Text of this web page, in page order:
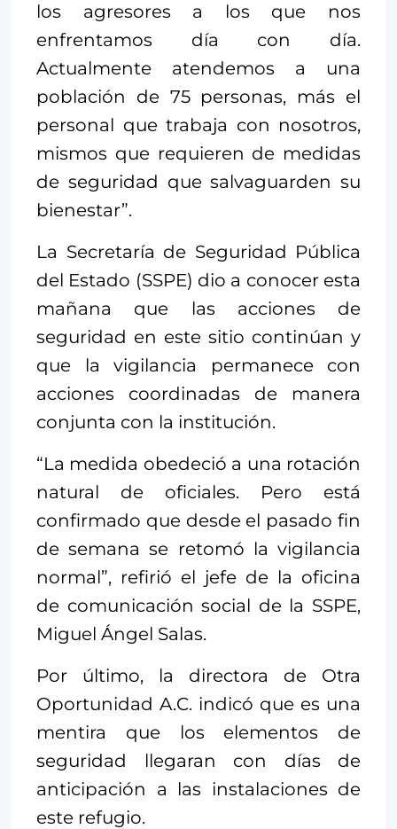
los agresores a los que nos
enfrentamos día con día.
Actualmente atendemos a una
población de 75 personas, más el
personal que trabaja con nosotros,
mismos que requieren de medidas
de seguridad que salvaguarden su
bienestar”.
La Secretaría de Seguridad Pública
del Estado (SSPE) dio a conocer esta
mañana que las acciones de
seguridad en este sitio continúan y
que la vigilancia permanece con
acciones coordinadas de manera
conjunta con la institución.
“La medida obedeció a una rotación
natural de oficiales. Pero está
confirmado que desde el pasado fin
de semana se retomó la vigilancia
normal”, refirió el jefe de la oficina
de comunicación social de la SSPE,
Miguel Ángel Salas.
Por último, la directora de Otra
Oportunidad A.C. indicó que es una
mentira que los elementos de
seguridad llegaran con días de
anticipación a las instalaciones de
este refugio.